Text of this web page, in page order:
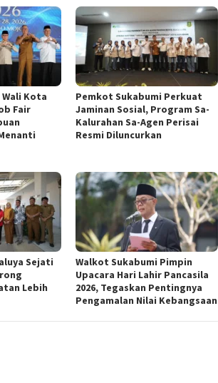
Kota
Fair
Pemkot Sukabumi Perkuat
Jaminan Sosial, Program Sa-
Kalurahan Sa-Agen Perisai
Resmi Diluncurkan
Sejati
Lebih
Walkot Sukabumi Pimpin
Upacara Hari Lahir Pancasila
2026, Tegaskan Pentingnya
Pengamalan Nilai Kebangsaan